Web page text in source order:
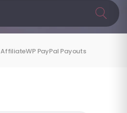
AffiliateWPPayPal Payouts